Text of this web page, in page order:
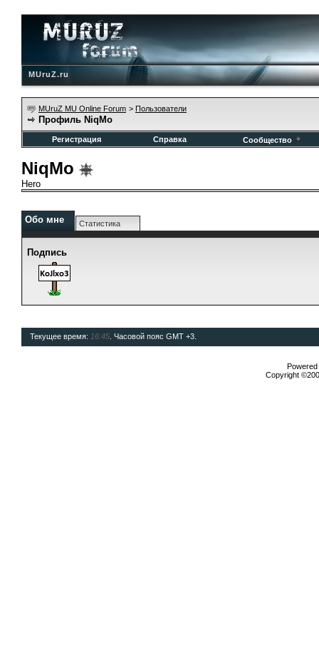
MUruZ.ru
MUruZ MU Online Forum > Пользователи
Профиль NiqMo
Регистрация Справка Сообщество
NiqMo
Hero
Обо мне Статистика
Подпись
Текущее время: 16:45 . Часовой пояс GMT +3.
Copyright